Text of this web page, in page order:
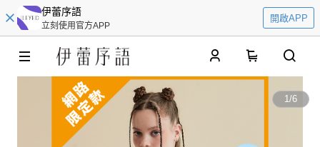
伊蕾序語
立刻使用官方APP
開啟APP
1/6